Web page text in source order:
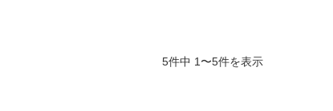
5件中 1〜5件を表示